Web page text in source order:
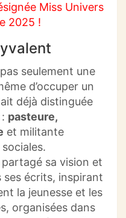
Miss Univers
2025 !
pas seulement une
d’occuper un
déjà distinguée
pasteure,
et militante
partagé sa vision et
écrits, inspirant
la jeunesse et les
organisées dans